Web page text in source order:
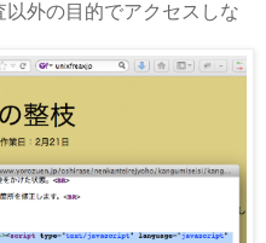
外の目的でアクセスしな